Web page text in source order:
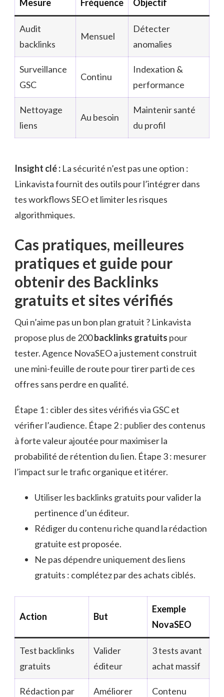
Mesure Fréquence Objectif
Audit
backlinks
Mensuel
Détecter
anomalies
Surveillance
GSC
Continu
Indexation &
performance
Nettoyage
liens
Au besoin
Maintenir santé
du profil
Insight clé : La sécurité n’est pas une option :
Linkavista fournit des outils pour l’intégrer dans
tes workflows SEO et limiter les risques
algorithmiques.
Cas pratiques, meilleures
pratiques et guide pour
obtenir des Backlinks
gratuits et sites vérifiés
Qui n’aime pas un bon plan gratuit ? Linkavista
propose plus de 200backlinks gratuits pour
tester. Agence NovaSEO a justement construit
une mini-feuille de route pour tirer parti de ces
offres sans perdre en qualité.
Étape 1 : cibler des sites vérifiés via GSC et
vérifier l’audience. Étape 2 : publier des contenus
à forte valeur ajoutée pour maximiser la
probabilité de rétention du lien. Étape 3 : mesurer
l’impact sur le trafic organique et itérer.
Utiliser les backlinks gratuits pour valider la
pertinence d’un éditeur.
Rédiger du contenu riche quand la rédaction
gratuite est proposée.
Ne pas dépendre uniquement des liens
gratuits : complétez par des achats ciblés.
Action But
Exemple
NovaSEO
Test backlinks
gratuits
Valider
éditeur
3 tests avant
achat massif
Rédaction par
Améliorer
Contenu